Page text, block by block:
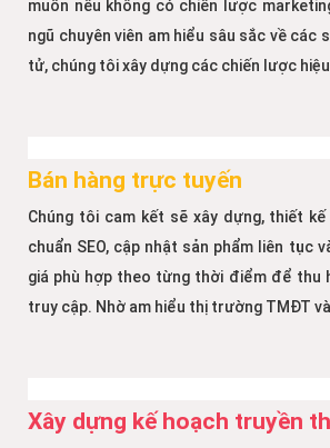
muốn nếu không có chiến lược
ngũ chuyên viên am hiểu sâu sắc về các
tử, chúng tôi xây dựng các chiến lược
Bán hàng trực tuyến
Chúng tôi cam kết sẽ xây dựng, thiết
chuẩn SEO, cập nhật sản phẩm liên tục
giá phù hợp theo từng thời điểm để thu
truy cập. Nhờ am hiểu thị trường TMĐT
Xây dựng kế hoạch truyền